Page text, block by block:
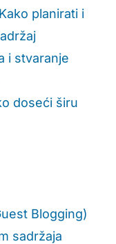
planirati i
i stvaranje
doseći širu
Blogging)
sadržaja